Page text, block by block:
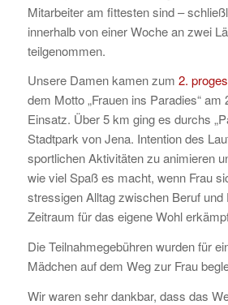
Mitarbeiter am fittesten sind –
innerhalb von einer Woche an zwei
teilgenommen.
Unsere Damen kamen zum 2.
dem Motto „Frauen ins Paradies“
Einsatz. Über 5 km ging es durchs
Stadtpark von Jena. Intention des
sportlichen Aktivitäten zu animieren
wie viel Spaß es macht, wenn Frau
stressigen Alltag zwischen Beruf und
Zeitraum für das eigene Wohl
Die Teilnahmegebühren wurden für
Mädchen auf dem Weg zur Frau
Wir waren sehr dankbar, dass das